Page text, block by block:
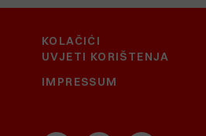
KOLAČIĆI
UVJETI KORIŠTENJA
IMPRESSUM